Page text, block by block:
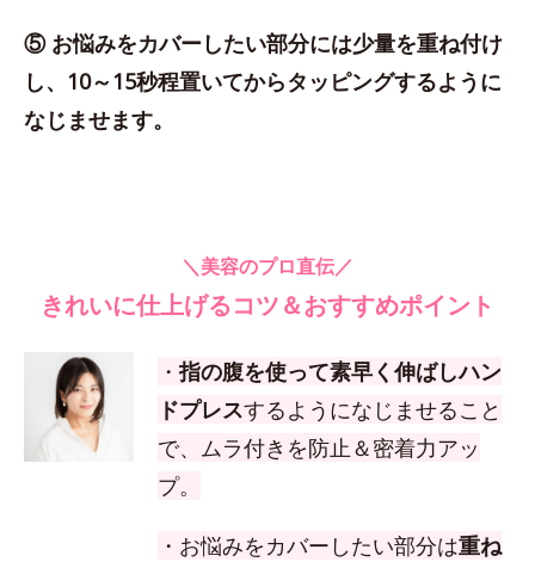
⑤ お悩みをカバーしたい部分には少量を重ね付け
し、10～15秒程置いてからタッピングするように
なじませます。
＼美容のプロ直伝／
きれいに仕上げるコツ＆おすすめポイント
・指の腹を使って素早く伸ばしハン
ドプレスするようになじませること
で、ムラ付きを防止＆密着力アッ
プ。
・お悩みをカバーしたい部分は重ね